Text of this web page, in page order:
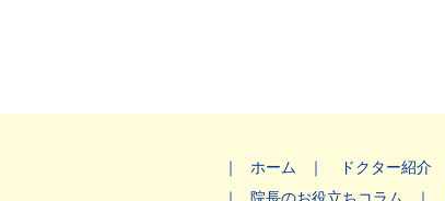
ホーム ドクター紹介